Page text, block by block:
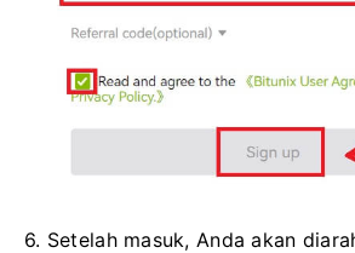
6. Setelah masuk, Anda akan